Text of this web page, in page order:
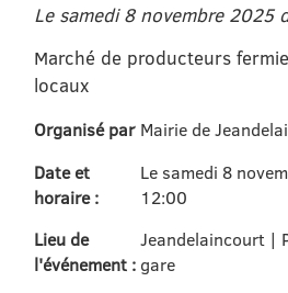
Le samedi 8 novembre
Marché de producteurs
locaux
Organisé par Mairie de
Date et
horaire :
Le samedi 8
12:00
Lieu de
l'événement :
Jeandelaincourt |
gare